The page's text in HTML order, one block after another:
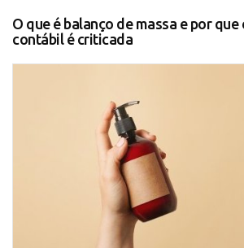
O que é balanço de massa e por
contábil é criticada